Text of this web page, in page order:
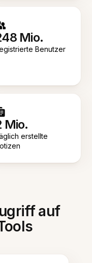
Mio.
Benutzer
Mio.
erstellte
auf